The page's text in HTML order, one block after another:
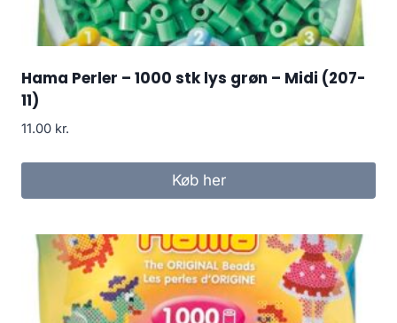
Hama Perler – 1000 stk lys grøn – Midi (207-
11)
11.00 kr.
Køb her